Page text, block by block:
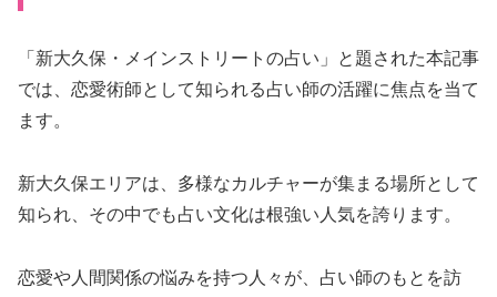
「新大久保・メインストリートの占い」と題された本記事
では、恋愛術師として知られる占い師の活躍に焦点を当て
ます。
新大久保エリアは、多様なカルチャーが集まる場所として
知られ、その中でも占い文化は根強い人気を誇ります。
恋愛や人間関係の悩みを持つ人々が、占い師のもとを訪